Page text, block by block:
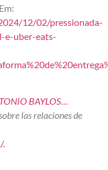
Em:
12/02/pressionada-
e-uber-eats-
BAYLOS…
las relaciones de
.